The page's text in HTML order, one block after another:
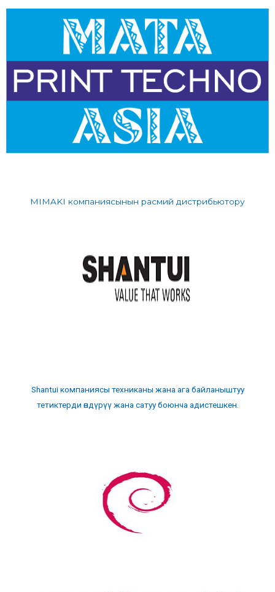
MIMAKI компаниясынын расмий дистрибьютору
Shantui компаниясы техниканы жана ага байланыштуу
тетиктерди өндүрүү жана сатуу боюнча адистешкен.